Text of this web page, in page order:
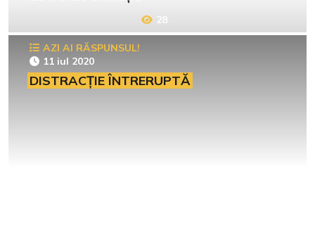
28
AZI AI RĂSPUNSUL!
11 iul 2020
DISTRACȚIE ÎNTRERUPTĂ